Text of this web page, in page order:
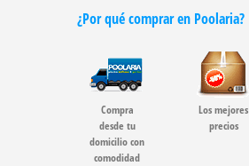
¿Por qué comprar en Poolaria?
Compra
desde tu
domicilio con
comodidad
Los mejores
precios